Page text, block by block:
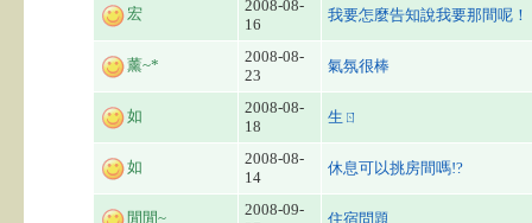
宏
2008-08-
16
我要怎麼告知說我要那間呢！
薰~*
2008-08-
23
氣氛很棒
如
2008-08-
18
生ㄖ
如
2008-08-
14
休息可以挑房間嗎!?
閒閒~
2008-09-
住宿問題